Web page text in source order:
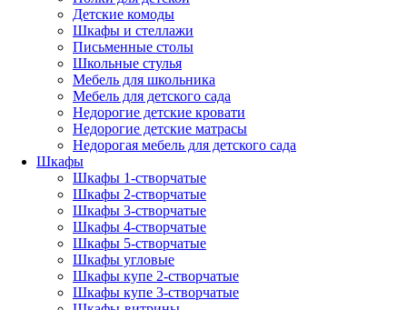
Детские комоды
Шкафы и стеллажи
Письменные столы
Школьные стулья
Мебель для школьника
Мебель для детского сада
Недорогие детские кровати
Недорогие детские матрасы
Недорогая мебель для детского сада
Шкафы
Шкафы 1-створчатые
Шкафы 2-створчатые
Шкафы 3-створчатые
Шкафы 4-створчатые
Шкафы 5-створчатые
Шкафы угловые
Шкафы купе 2-створчатые
Шкафы купе 3-створчатые